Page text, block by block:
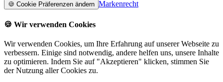
🍪 Cookie Präferenzen ändern Markenrecht
🍪 Wir verwenden Cookies
Wir verwenden Cookies, um Ihre Erfahrung auf unserer Webseite zu
verbessern. Einige sind notwendig, andere helfen uns, unsere Inhalte
zu optimieren. Indem Sie auf "Akzeptieren" klicken, stimmen Sie
der Nutzung aller Cookies zu.